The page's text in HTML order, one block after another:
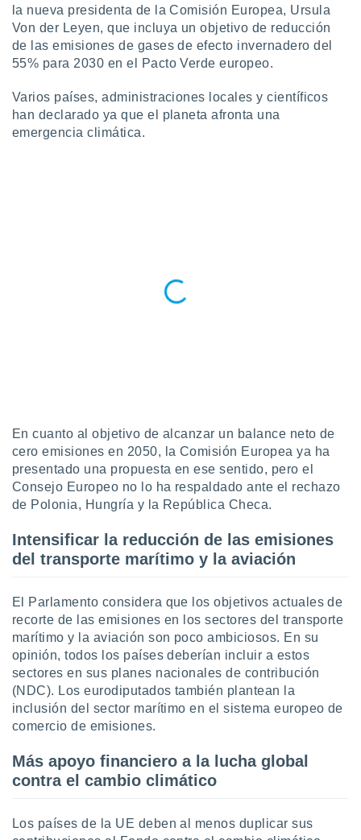
aunque
no
Puedes
web a
abono
interés
su
u
momento
en
en
en
de
un
o acceder
datos
perfiles
la nueva presidenta de la Comisión Europea, Ursula
Von der Leyen, que incluya un objetivo de reducción
de las emisiones de gases de efecto invernadero del
55% para 2030 en el Pacto Verde europeo.
Varios países, administraciones locales y científicos
han declarado ya que el planeta afronta una
emergencia climática.
En cuanto al objetivo de alcanzar un balance neto de
cero emisiones en 2050, la Comisión Europea ya ha
presentado una propuesta en ese sentido, pero el
Consejo Europeo no lo ha respaldado ante el rechazo
de Polonia, Hungría y la República Checa.
Intensificar la reducción de las emisiones
del transporte marítimo y la aviación
El Parlamento considera que los objetivos actuales de
recorte de las emisiones en los sectores del transporte
marítimo y la aviación son poco ambiciosos. En su
opinión, todos los países deberían incluir a estos
sectores en sus planes nacionales de contribución
(NDC). Los eurodiputados también plantean la
inclusión del sector marítimo en el sistema europeo de
comercio de emisiones.
Más apoyo financiero a la lucha global
contra el cambio climático
Los países de la UE deben al menos duplicar sus